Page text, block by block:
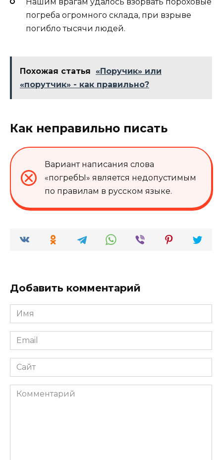
погреба огромного склада, при взрыве
погибло тысячи людей.
Похожая статья
«Поручик» или
«порутчик» - как правильно?
Как неправильно писать
Вариант написания слова
«погребЫ» является недопустимым
по правилам в русском языке.
Добавить комментарий
Имя
*
Email
*
Сайт
Комментарий